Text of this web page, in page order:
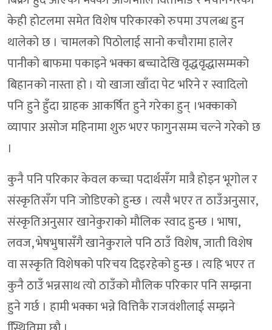
केही होटलमा समेत विशेष परिकारको रुपमा उपलब्ध हुन
थालेको छ । चामलको पिठोलाई सानो कचौरामा हालेर
पानीको बाफमा पकाइने भक्का बच्चादेखि वृद्धवृद्धासम्मको
बिहानको नास्ता हो । यो खाजा खाँदा पेट भरिने र स्वादिलो
पनि हुने हुँदा ग्राहक आकर्षित हुने गरेका हुन् ।भक्काको
व्यापार असोज महिनामा शुरु भएर फागुनसम्म चल्ने गरेको छ
।
कुनै पनि परिकार केवल कच्चा पदार्थसँग मात्रै होइन भूगोल र
संस्कृतिसँग पनि जोडिएको हुन्छ । त्यसै भएर त ठाउँअनुसार,
संस्कृतिअनुसार खानेकुराको मौलिक स्वाद हुन्छ । भाषा,
लवज, भेषभुषासँगै खानेकुराले पनि ठाउँ विशेष, जाती विशेष
वा सस्कृति विशेषको परिचय दिइरहेको हुन्छ । त्यहि भएर त
कुनै ठाउँ भन्नसाथ त्यो ठाउँको मौलिक परिकार पनि सम्झना
हुने गर्छ । हामी भक्का भन्ने वित्तिकै राजवंशीलाई सम्झने